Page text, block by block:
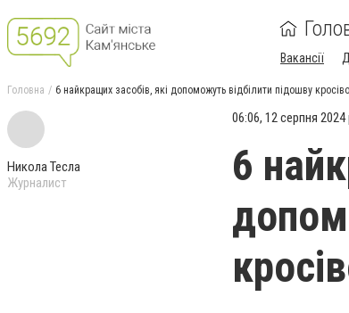
Вакансії
Головна 6 найкращих засобів, які допоможуть відбілити підошву
Никола Тесла
Журналист
06:06, 12 серпня 2024
6